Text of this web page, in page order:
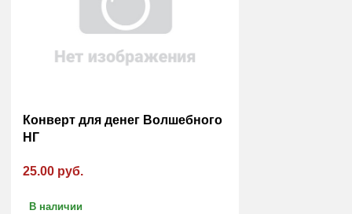
Конверт для денег Волшебного
НГ
25.00 руб.
В наличии